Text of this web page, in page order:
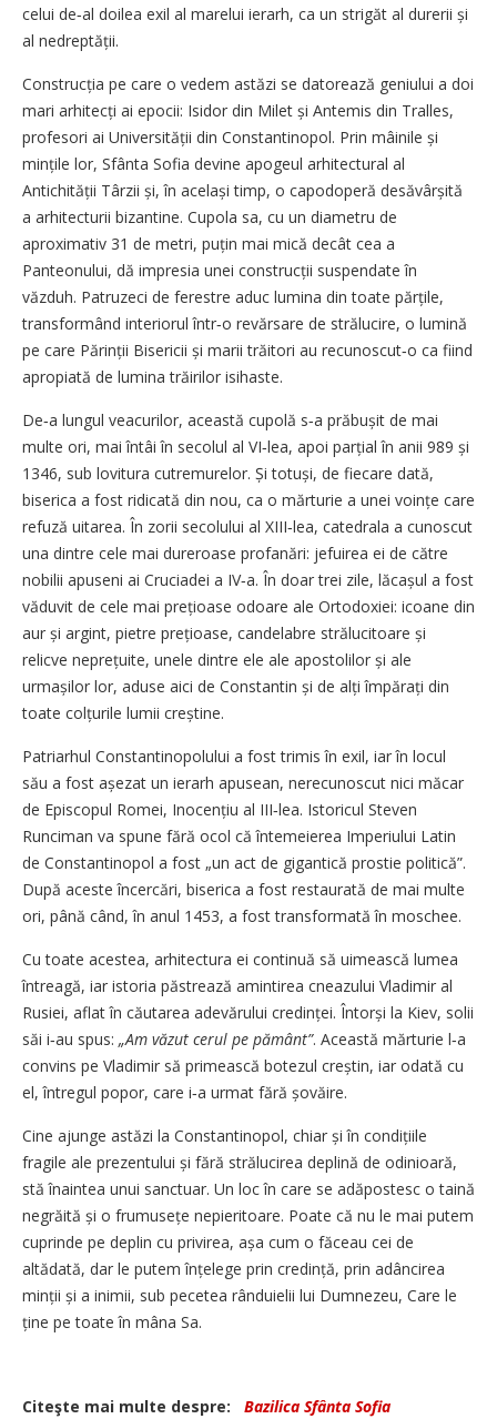
celui de‑al doilea exil al marelui ierarh, ca un strigăt al durerii și
al nedreptății.
Construcția pe care o vedem astăzi se datorează geniului a doi
mari arhitecți ai epocii: Isidor din Milet și Antemis din Tralles,
profesori ai Universității din Constantinopol. Prin mâinile și
mințile lor, Sfânta Sofia devine apogeul arhitectural al
Antichității Târzii și, în același timp, o capodoperă desăvârșită
a arhitecturii bizantine. Cupola sa, cu un diametru de
aproximativ 31 de metri, puțin mai mică decât cea a
Panteonului, dă impresia unei construcții suspendate în
văzduh. Patruzeci de ferestre aduc lumina din toate părțile,
transformând interiorul într‑o revărsare de strălucire, o lumină
pe care Părinții Bisericii și marii trăitori au recunoscut‑o ca fiind
apropiată de lumina trăirilor isihaste.
De‑a lungul veacurilor, această cupolă s‑a prăbușit de mai
multe ori, mai întâi în secolul al VI‑lea, apoi parțial în anii 989 și
1346, sub lovitura cutremurelor. Și totuși, de fiecare dată,
biserica a fost ridicată din nou, ca o mărturie a unei voințe care
refuză uitarea. În zorii secolului al XIII‑lea, catedrala a cunoscut
una dintre cele mai dureroase profanări: jefuirea ei de către
nobilii apuseni ai Cruciadei a IV‑a. În doar trei zile, lăcașul a fost
văduvit de cele mai prețioase odoare ale Ortodoxiei: icoane din
aur și argint, pietre prețioase, candelabre strălucitoare și
relicve neprețuite, unele dintre ele ale apostolilor și ale
urmașilor lor, aduse aici de Constantin și de alți împărați din
toate colțurile lumii creștine.
Patriarhul Constantinopolului a fost trimis în exil, iar în locul
său a fost așezat un ierarh apusean, nerecunoscut nici măcar
de Episcopul Romei, Inocențiu al III‑lea. Istoricul Steven
Runciman va spune fără ocol că întemeierea Imperiului Latin
de Constantinopol a fost „un act de gigantică prostie politică”.
După aceste încercări, biserica a fost restaurată de mai multe
ori, până când, în anul 1453, a fost transformată în moschee.
Cu toate acestea, arhitectura ei continuă să uimească lumea
întreagă, iar istoria păstrează amintirea cneazului Vladimir al
Rusiei, aflat în căutarea adevărului credinței. Întorși la Kiev, solii
săi i‑au spus: „Am văzut cerul pe pământ”. Această mărturie l‑a
convins pe Vladimir să primească botezul creștin, iar odată cu
el, întregul popor, care i‑a urmat fără șovăire.
Cine ajunge astăzi la Constantinopol, chiar și în condițiile
fragile ale prezentului și fără strălucirea deplină de odinioară,
stă înaintea unui sanctuar. Un loc în care se adăpostesc o taină
negrăită și o frumusețe nepieritoare. Poate că nu le mai putem
cuprinde pe deplin cu privirea, așa cum o făceau cei de
altădată, dar le putem înțelege prin credință, prin adâncirea
minții și a inimii, sub pecetea rânduielii lui Dumnezeu, Care le
ține pe toate în mâna Sa.
Citeşte mai multe despre: Bazilica Sfânta Sofia